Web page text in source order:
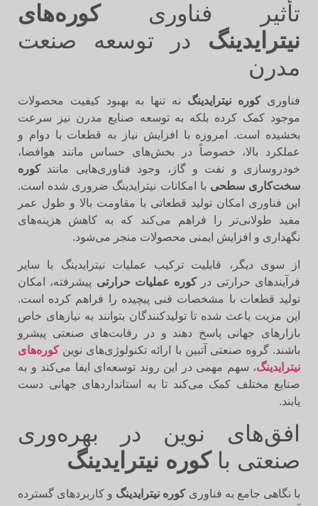
تأثیر فناوری
کوره‌های
نیترایدینگدر توسعه صنعت
مدرن
فناوریکوره نیترایدینگنه تنها به بهبود کیفیت محصولات
موجود کمک کرده بلکه به توسعه صنایع مدرن نیز سرعت
بخشیده است. امروزه با افزایش نیاز به قطعات با دوام و
عملکرد بالا، خصوصاً در بخش‌های حساس مانند هوافضا،
خودروسازی و نفت و گاز، وجود فناوری‌هایی مانندکوره
سخت‌کاری سطحیبا امکانات نیترایدینگ ضروری شده است.
این فناوری امکان تولید قطعاتی با مقاومت بالا و طول عمر
مفید طولانی‌تر را فراهم می‌کند که به کاهش هزینه‌های
نگهداری و افزایش ایمنی محصولات منجر می‌شود.
از سوی دیگر، قابلیت ترکیب عملیات نیترایدینگ با سایر
فرآیندهای حرارتی درکوره عملیات حرارتیپیشرفته، امکان
تولید قطعات با مشخصات فنی پیچیده را فراهم کرده است.
این مزیت باعث شده تا تولیدکنندگان بتوانند به نیازهای خاص
بازارهای جهانی پاسخ دهند و در رقابت‌های صنعتی پیشرو
باشند. گروه صنعتی آتبین با ارائه تکنولوژی‌های نوینکوره‌های
نیترایدینگ، سهم مهمی در این روند توسعه‌ای ایفا می‌کند و به
صنایع مختلف کمک می‌کند تا به استانداردهای جهانی دست
یابند.
افق‌های نوین در بهره‌وری
صنعتی باکوره نیترایدینگ
با نگاهی جامع به فناوریکوره نیترایدینگو کاربردهای گسترده